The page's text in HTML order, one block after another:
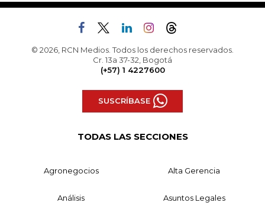
© 2026, RCN Medios. Todos los derechos reservados.
Cr. 13a 37-32, Bogotá
(+57) 1 4227600
SUSCRÍBASE
TODAS LAS SECCIONES
Agronegocios Alta Gerencia
Análisis Asuntos Legales